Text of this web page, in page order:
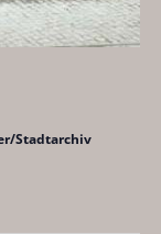
Stadtarchiv